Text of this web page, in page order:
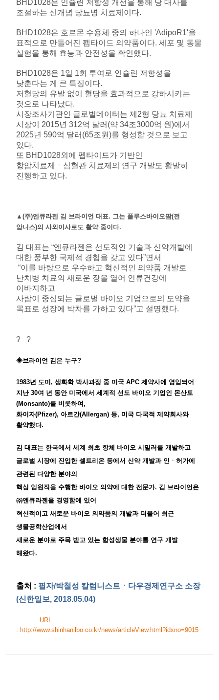
BHD1028은 인슐린 저항성 개선을 통해 당 대사를
조절하는 신개념 당뇨병 치료제이다.
BHD1028은 호르몬 수용체 중의 하나인 'AdipoR1'을
표적으로 만들어진 펩타이드 의약품이다. 세포 및 동물
실험을 통해 효능과 안전성을 확인했다.
BHD1028은 1일 1회 투여로 인슐린 저항성을
낮춘다는 게 큰 특징이다.
저혈당의 유발 없이 혈당을 효과적으로 강하시키는
것으로 나타났다.
시장조사기관인 글로벌데이터는 제2형 당뇨 치료제
시장이 2015년 312억 달러(약 34조3000억 원)에서
2025년 590억 달러(65조원)를 형성할 것으로 보고
있다.
또 BHD1028외에 펩타이드가 기반인
항암치료제ㆍ심혈관 치료제의 연구 개발도 활발히
진행하고 있다.
▲(주)엔큐라젠 김 브라이언 대표. 그는 폴루스바이오팜(전
암니스)의 사외이사로도 활약 중이다.
김 대표는 “엔큐라젠은 선도적인 기술과 신약개발에
대한 풍부한 국제적 경험을 갖고 있다”면서
“이를 바탕으로 우수하고 혁신적인 의약품 개발로
난치병 치료의 새로운 장을 열어 인류건강에
이바지하고
사람이 중심되는 글로벌 바이오 기업으로의 도약을
목표로 성장에 박차를 가하고 있다”고 설명했다.
? ?
◈브라이언 김은 누구?
1983년 도미, 생화학 박사과정 중 미국 APC 제약사에 영입되어
지난 30여 년 동안 미국에서 세계적 선도 바이오 기업인 몬산토
(Monsanto)를 비롯하여,
화이자(Pfizer), 아르간(Allergan) 등, 미국 다국적 제약회사와
활약했다.
김 대표는 한국에서 세계 최초 항체 바이오 시밀러를 개발하고
글로벌 시장에 진입한 셀트리온 등에서 신약 개발과 인ㆍ허가에
관련된 다양한 분야의
핵심 임원직을 수행한 바이오 의약에 대한 전문가. 김 브라이언은
㈜엔큐라젠을 경영함에 있어
혁신적이고 새로운 바이오 의약품의 개발과 더불어 최근
생물공학산업에서
새로운 분야로 주목 받고 있는 합성생물 분야를 연구 개발
해왔다.
출처 : 필자/박철성 칼럼니스트ㆍ다우경제연구소 소장
(신한일보, 2018.05.04)
URL
:http://www.shinhanilbo.co.kr/news/articleView.html?idxno=9015